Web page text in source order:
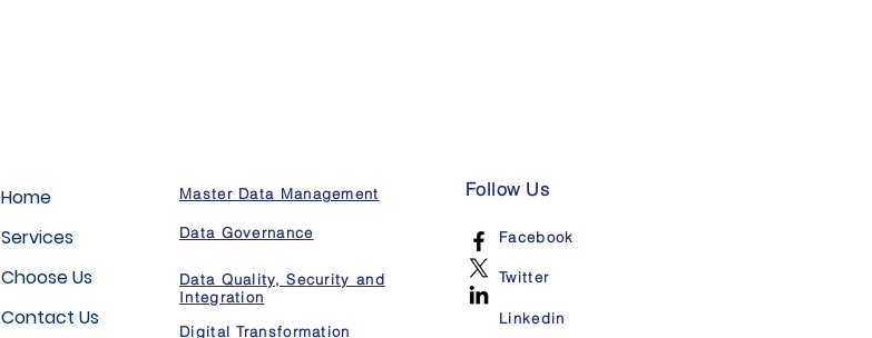
Home
Services
Choose Us
Contact Us
Master Data Management
Data Governance
Data Quality, Security and
Integration
Digital Transformation
Follow Us
Facebook
Twitter
Linkedin